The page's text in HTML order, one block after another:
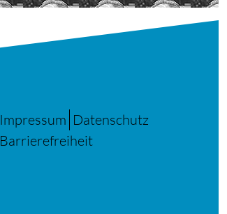
Impressum Datenschutz
Barrierefreiheit